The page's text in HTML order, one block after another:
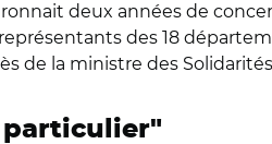
deux années de
des 18
de la ministre des
particulier"